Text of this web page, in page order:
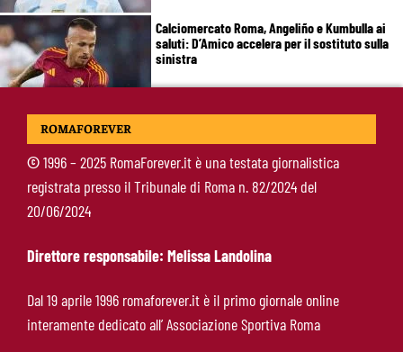
Calciomercato Roma, Angeliño e Kumbulla ai
saluti: D’Amico accelera per il sostituto sulla
sinistra
Roma, doppia cessione in Spagna: Angeliño al
Mercato Roma, manca un solo colpo: Gasperini
aspetta l’ala sinistra
ROMAFOREVER
©1996 – 2025 RomaForever.it è una testata giornalistica
registrata presso il Tribunale di Roma n. 82/2024 del
20/06/2024
Direttore responsabile: Melissa Landolina
Dal 19 aprile 1996 romaforever.it è il primo giornale online
interamente dedicato all’ Associazione Sportiva Roma